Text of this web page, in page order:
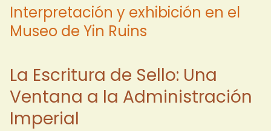
Interpretación y exhibición en el
Museo de Yin Ruins
La Escritura de Sello: Una
Ventana a la Administración
Imperial